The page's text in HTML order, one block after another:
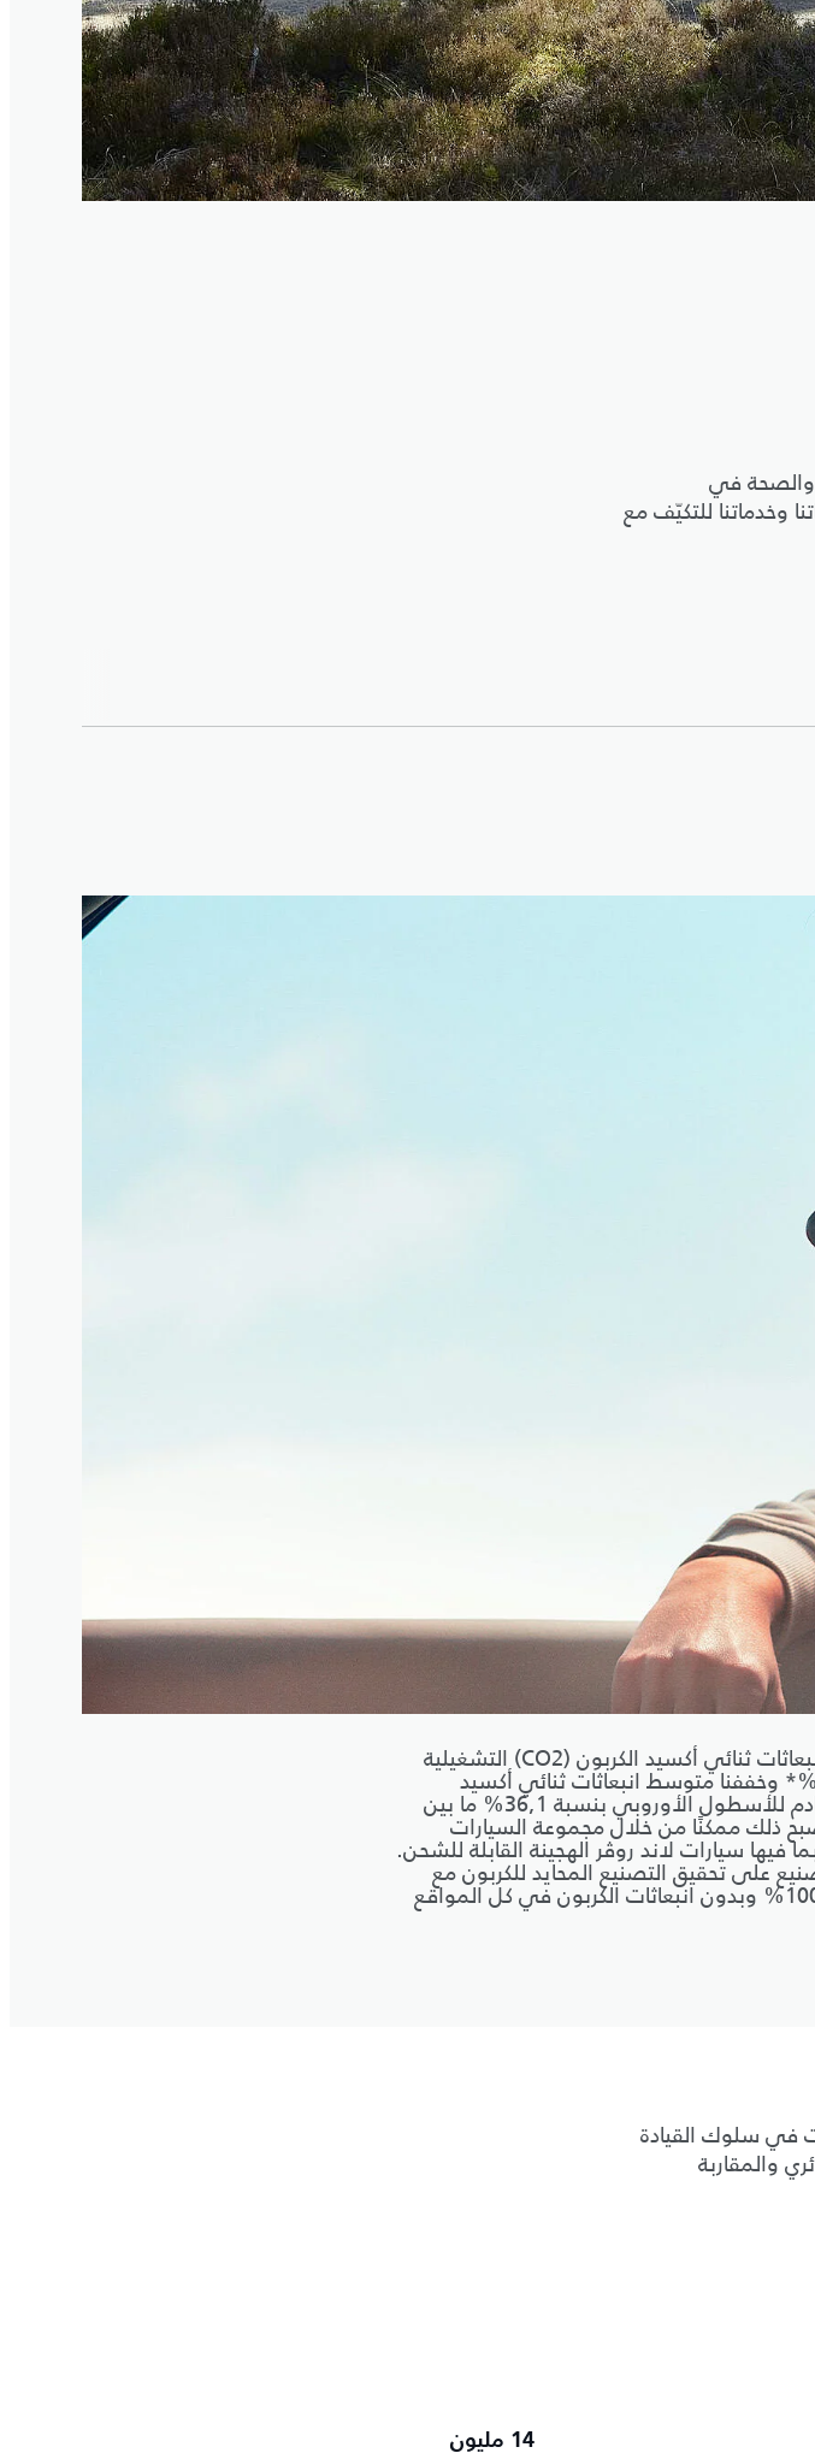
والصحة في
وخدماتنا للتكيّف مع
منذ العام 2007، لقد خفّضنا انبعاثات ثنائي أكسيد الكربون (CO2‎) التشغيلية
العامة لكل سيارة بنسبة 50,7%* وخففنا متوسط انبعاثات ثنائي أكسيد
الكربون (CO2‎) في أنبوب العادم للأسطول الأوروبي بنسبة 36,1% ما بين
و2017. وقد أصبح ذلك ممكنًا من خلال مجموعة السيارات
بما فيها سيارات لاند روڤر الهجينة القابلة للشحن.
على تحقيق التصنيع المحايد للكربون مع
استخدام كهرباء قابلة للتجديد 100% وبدون انبعاثات الكربون في كل المواقع
في سلوك القيادة
والمقاربة
14 مليون